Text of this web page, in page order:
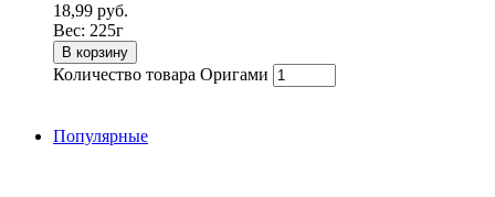
18,99 руб.
Вес: 225г
В корзину
Количество товара Оригами
Популярные